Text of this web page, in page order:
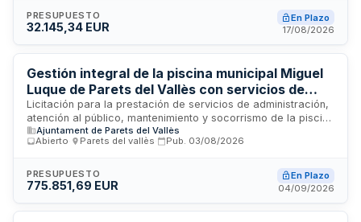
infraestructuras, así como funciones auxiliares de control de
accesos y aforos. El contratista debe aportar personal
necesarias para la ejecución integral del servicio durante los
festejos locales.
PRESUPUESTO
32.145,34 EUR
En Plazo
17/08/2026
Gestión integral de la piscina municipal Miguel
Luque de Parets del Vallès con servicios de
atención, administración, mantenimiento y
socorrismo
Licitación para la prestación de servicios de administración,
atención al público, mantenimiento y socorrismo de la piscina
municipal Miguel Luque ubicada en Parets del Vallès. El
contrato se divide en dos lotes: el primero comprende la
instalaciones; el segundo está dedicado al servicio de
socorrismo. Los licitadores pueden presentar ofertas a uno,
Ajuntament de Parets del Vallès
Abierto
Parets del vallès Pub. 03/08/2026
PRESUPUESTO
775.851,69 EUR
En Plazo
04/09/2026